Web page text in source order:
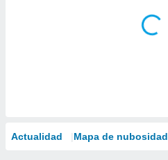
Actualidad Mapa de nubosidad